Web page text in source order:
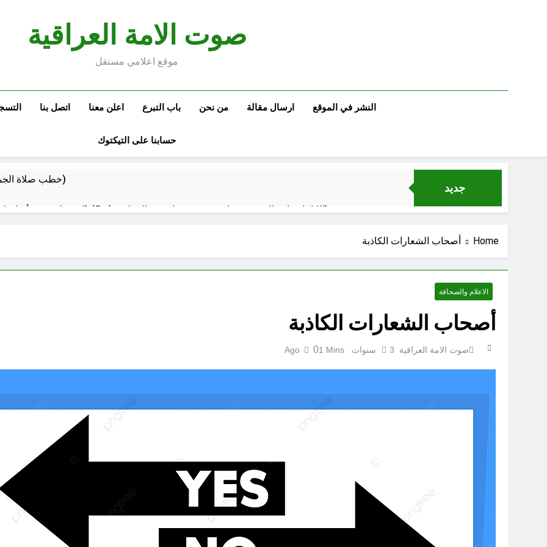
صوت الامة العراقية
موقع اعلامي مستقل
النشر في الموقع ارسال مقالة من نحن باب التبرع اعلن معنا اتصل بنا
حسابنا على التيكتوك
جديد
خطب صلاة الجمعة (ح 26) (مفهوم أسماء الله الحسنى)
الكاتبان باقر الزبيدي ورياض سعد يحذران من الجولاني (ح 5) (لو تغفلون عن أسلحتكم وأمتعتكم فيميلون عليكم ميلة واحدة)
صيف العراق وبغداد… المعتدل بين
قويدات مجلس قيادة ثورة الإطار التسخيتي, من اصحاب الكساء
Home أصحاب الشعارات الكاذبة
الاعلام والصحافة
أصحاب الشعارات الكاذبة
صوت الامة العراقية 3 سنوات Ago 01 Mins